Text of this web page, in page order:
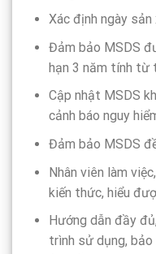
Xác định ngày
Đảm bảo MSDS
hạn 3 năm tính từ
Cập nhật MSDS
cảnh báo nguy
Đảm bảo MSDS
Nhân viên làm
kiến thức, hiểu
Hướng dẫn đầy
trình sử dụng,